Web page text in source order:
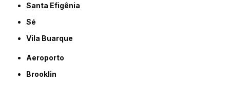
Santa Efigênia
Sé
Vila Buarque
Aeroporto
Brooklin